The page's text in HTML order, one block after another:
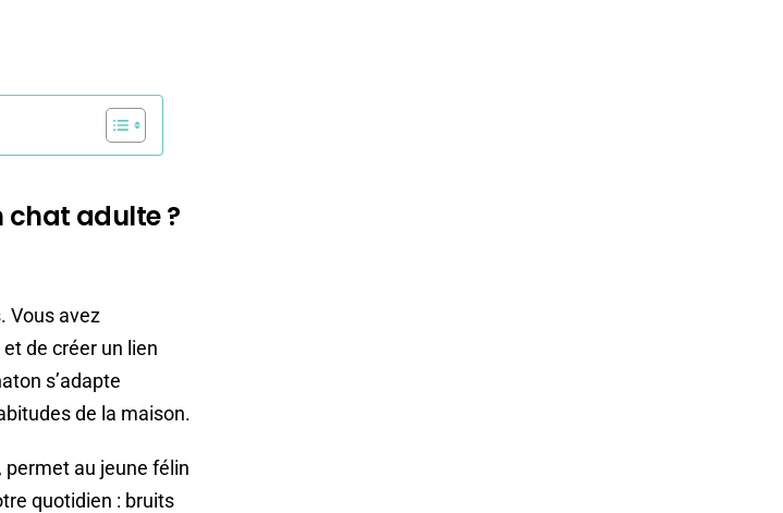
chat adulte ?
Vous avez
de créer un lien
s’adapte
de la maison.
permet au jeune félin
quotidien : bruits